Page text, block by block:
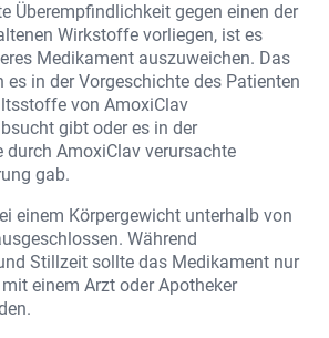
Überempfindlichkeit gegen einen der
Wirkstoffe vorliegen, ist es
Medikament auszuweichen. Das
es in der Vorgeschichte des Patienten
von AmoxiClav
gibt oder es in der
durch AmoxiClav verursachte
gab.
einem Körpergewicht unterhalb von
Während
Stillzeit sollte das Medikament nur
einem Arzt oder Apotheker